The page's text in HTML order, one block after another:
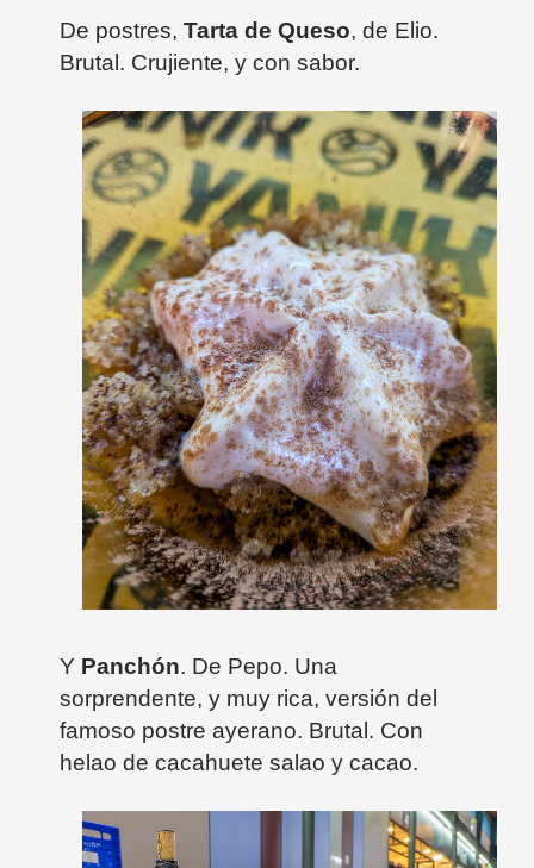
De postres, Tarta de Queso, de Elio.
Brutal. Crujiente, y con sabor.
Y Panchón. De Pepo. Una
sorprendente, y muy rica, versión del
famoso postre ayerano. Brutal. Con
helao de cacahuete salao y cacao.